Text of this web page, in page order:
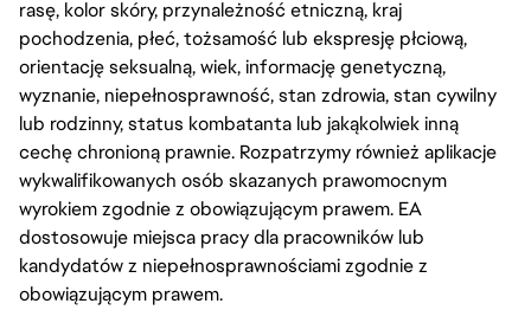
rasę, kolor skóry, przynależność etniczną, kraj
pochodzenia, płeć, tożsamość lub ekspresję płciową,
orientację seksualną, wiek, informację genetyczną,
wyznanie, niepełnosprawność, stan zdrowia, stan cywilny
lub rodzinny, status kombatanta lub jakąkolwiek inną
cechę chronioną prawnie. Rozpatrzymy również aplikacje
wykwalifikowanych osób skazanych prawomocnym
wyrokiem zgodnie z obowiązującym prawem. EA
dostosowuje miejsca pracy dla pracowników lub
kandydatów z niepełnosprawnościami zgodnie z
obowiązującym prawem.